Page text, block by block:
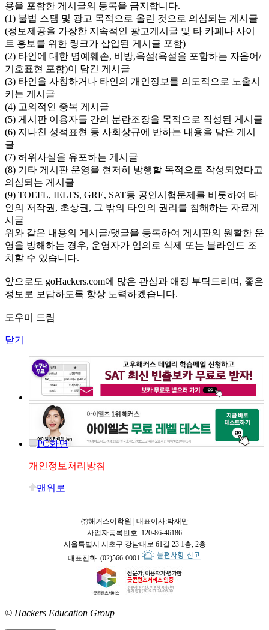
용을 포함한 게시글의 등록을 금지합니다.
(1) 불법 스팸 및 광고 목적으로 올린 것으로 의심되는 게시글
(정보제공을 가장한 지속적인 광고게시글 및 타 카페나 사이
트 홍보를 위한 링크가 삽입된 게시글 포함)
(2) 타인에 대한 명예훼손, 비방,욕설(욕설을 포함하는 자음어/
기호표현 포함)이 담긴 게시글
(3) 타인을 사칭하거나 타인의 개인정보를 의도적으로 노출시
키는 게시글
(4) 고의적인 중복 게시글
(5) 게시판 이용자들 간의 분란조장을 목적으로 작성된 게시글
(6) 지나친 성적표현 등 사회상규에 반하는 내용을 담은 게시
글
(7) 허위사실을 유포하는 게시글
(8) 기타 게시판 운영을 현저히 방행할 목적으로 작성되었다고
의심되는 게시글
(9) TOEFL, IELTS, GRE, SAT등 공인시험문제를 비롯하여 타
인의 저작권, 초상권, 그 밖의 타인의 권리를 침해하는 자료게
시글
위와 같은 내용의 게시글/댓글을 등록하여 게시판의 원활한 운
영을 방해하는 경우, 운영자가 임의로 삭제 또는 블라인드 조
치할 수 있습니다.
앞으로도 goHackers.com에 많은 관심과 애정 부탁드리며, 좋은
정보로 보답하도록 항상 노력하겠습니다.
도우미 드림
닫기
PC화면
개인정보처리방침
맨위로
㈜해커스어학원 | 대표이사:박재만
사업자등록번호: 120-86-46186
서울특별시 서초구 강남대로 61길 23 1층, 2층
대표전화: (02)566-0001
© Hackers Education Group